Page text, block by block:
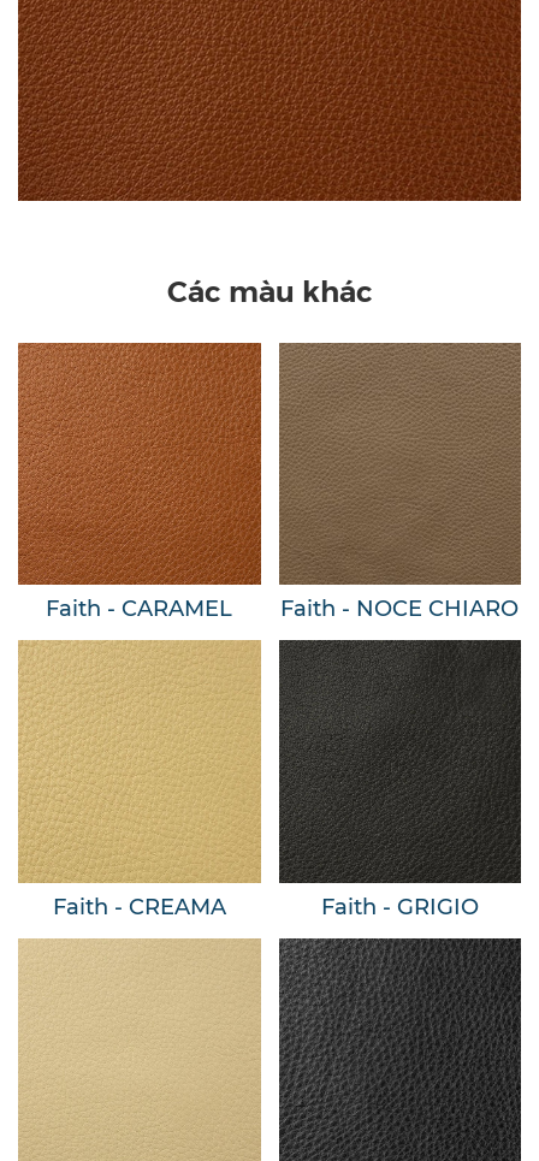
Các màu khác
Faith - CARAMEL Faith - NOCE CHIARO
Faith - CREAMA Faith - GRIGIO